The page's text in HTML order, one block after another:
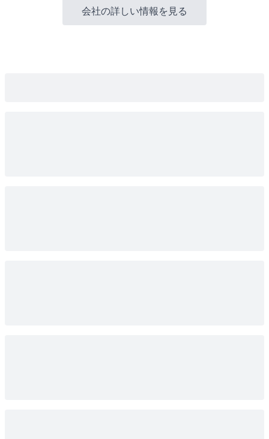
会社の詳しい情報を見る